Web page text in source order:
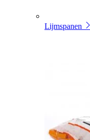
Lijmspanen